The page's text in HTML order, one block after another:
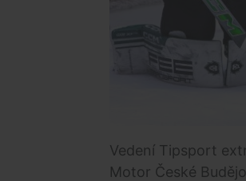
Vedení Tipsport
Motor České